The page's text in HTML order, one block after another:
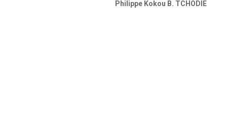
Philippe Kokou B. TCHODIE